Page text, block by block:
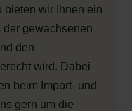
bieten wir Ihnen ein
der gewachsenen
den
wird. Dabei
beim Import- und
gern um die